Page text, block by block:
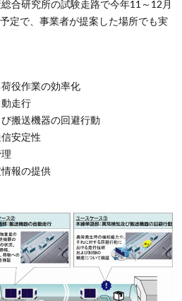
合研究所の試験走路で今年11～12月
定で、事業者が提案した場所でも実
役作業の効率化
走行
搬送機器の回避行動
安定性
報の提供